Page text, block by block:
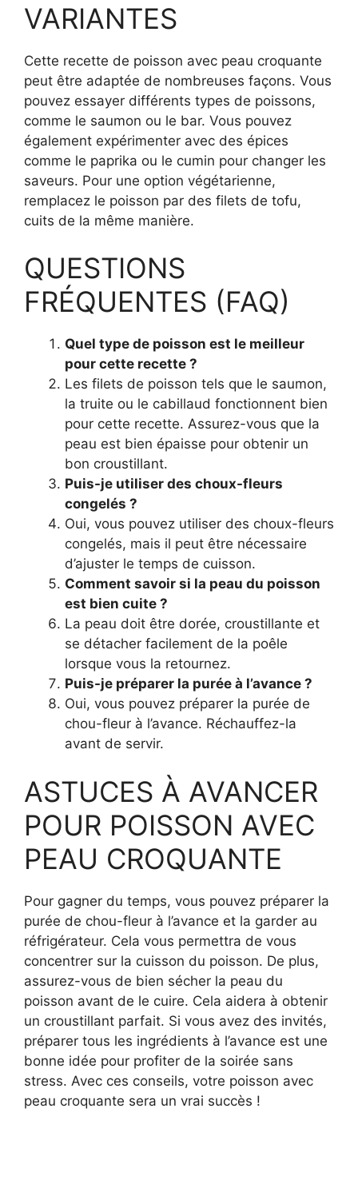
VARIANTES
Cette recette de poisson avec peau croquante
peut être adaptée de nombreuses façons. Vous
pouvez essayer différents types de poissons,
comme le saumon ou le bar. Vous pouvez
également expérimenter avec des épices
comme le paprika ou le cumin pour changer les
saveurs. Pour une option végétarienne,
remplacez le poisson par des filets de tofu,
cuits de la même manière.
QUESTIONS
FRÉQUENTES (FAQ)
Quel type de poisson est le meilleur
pour cette recette ?
Les filets de poisson tels que le saumon,
la truite ou le cabillaud fonctionnent bien
pour cette recette. Assurez-vous que la
peau est bien épaisse pour obtenir un
bon croustillant.
Puis-je utiliser des choux-fleurs
congelés ?
Oui, vous pouvez utiliser des choux-fleurs
congelés, mais il peut être nécessaire
d’ajuster le temps de cuisson.
Comment savoir si la peau du poisson
est bien cuite ?
La peau doit être dorée, croustillante et
se détacher facilement de la poêle
lorsque vous la retournez.
Puis-je préparer la purée à l’avance ?
Oui, vous pouvez préparer la purée de
chou-fleur à l’avance. Réchauffez-la
avant de servir.
ASTUCES À AVANCER
POUR POISSON AVEC
PEAU CROQUANTE
Pour gagner du temps, vous pouvez préparer la
purée de chou-fleur à l’avance et la garder au
réfrigérateur. Cela vous permettra de vous
concentrer sur la cuisson du poisson. De plus,
assurez-vous de bien sécher la peau du
poisson avant de le cuire. Cela aidera à obtenir
un croustillant parfait. Si vous avez des invités,
préparer tous les ingrédients à l’avance est une
bonne idée pour profiter de la soirée sans
stress. Avec ces conseils, votre poisson avec
peau croquante sera un vrai succès !